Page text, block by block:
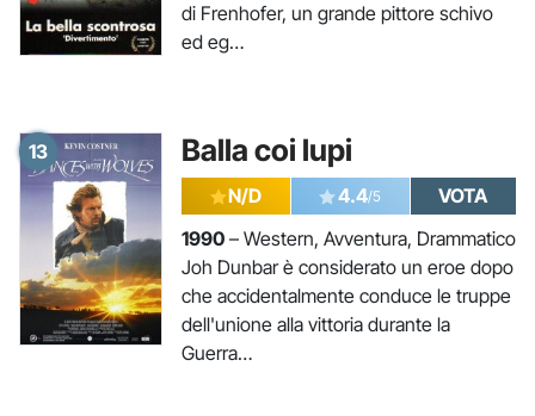
di Frenhofer, un grande pittore schivo
ed eg…
13 Balla coi lupi
N/D 4.4/5
VOTA
1990 – Western, Avventura, Drammatico
Joh Dunbar è considerato un eroe dopo
che accidentalmente conduce le truppe
dell'unione alla vittoria durante la
Guerra…